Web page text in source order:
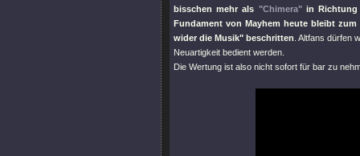
bisschen mehr als "Chimera"in
Fundament von Mayhem heute bleibt
wider die Musik" beschritten . Altfans dürfen
Neuartigkeit bedient werden.
Die Wertung ist also nicht sofort für bar zu